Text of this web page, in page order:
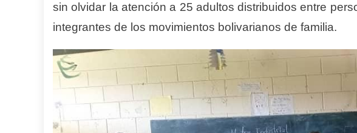
sin olvidar la atención a 25 adultos distribuidos entre
integrantes de los movimientos bolivarianos de familia.